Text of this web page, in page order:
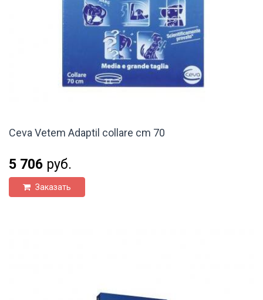
Ceva Vetem Adaptil collare cm 70
5 706 руб.
Заказать